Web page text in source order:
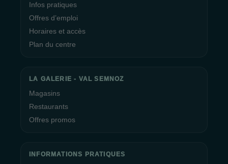
Infos pratiques
Offres d’emploi
Horaires et accès
Plan du centre
LA GALERIE - VAL SEMNOZ
Magasins
Restaurants
Offres promos
INFORMATIONS PRATIQUES